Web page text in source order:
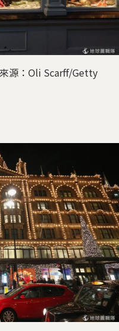
源：Oli Scarff/Getty